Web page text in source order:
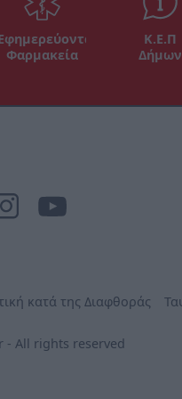
Φαρμακεία
Κ.Ε.Π
Δήμων
κατά της Διαφθοράς
- All rights reserved